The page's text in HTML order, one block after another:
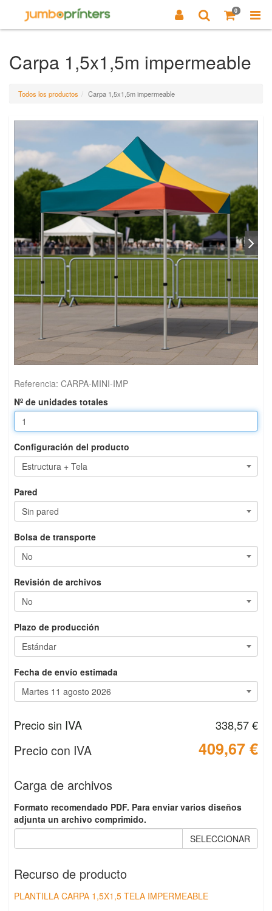
0
Carpa 1,5x1,5m impermeable
Todos los productos Carpa 1,5x1,5m impermeable
Referencia: CARPA-MINI-IMP
Nº de unidades totales
Configuración del producto
Pared
Bolsa de transporte
Revisión de archivos
Plazo de producción
Fecha de envío estimada
Precio sin IVA 338,57 €
Precio con IVA 409,67 €
Carga de archivos
Formato recomendado PDF. Para enviar varios diseños
adjunta un archivo comprimido.
SELECCIONAR
Recurso de producto
PLANTILLA CARPA 1,5X1,5 TELA IMPERMEABLE